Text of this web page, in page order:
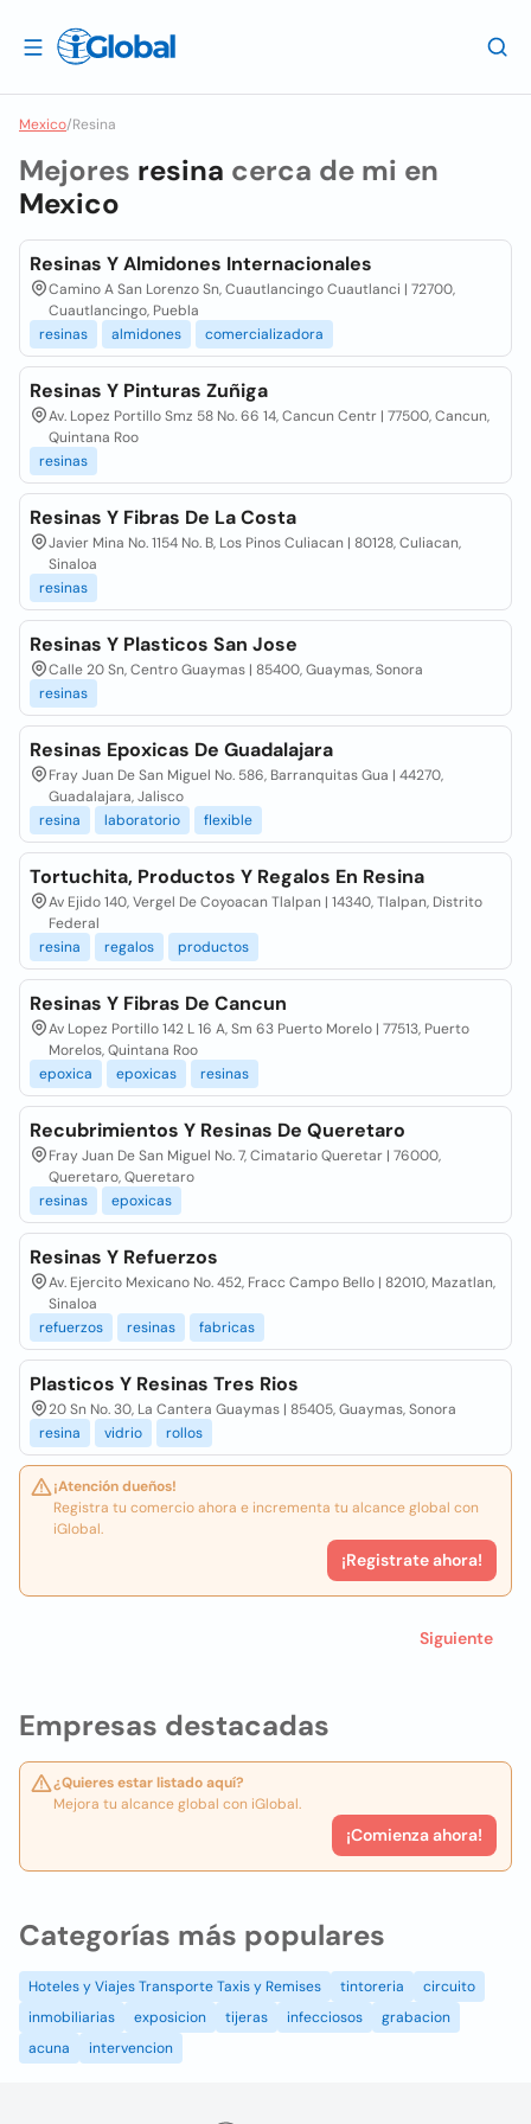
Mexico/Resina
Empresas destacadas
¿Quieres estar listado aquí?
Mejora tu alcance global con iGlobal.
¡Comienza ahora!
Mejores resina cerca de mi en
Mexico
Resinas Y Almidones Internacionales
Camino A San Lorenzo Sn, Cuautlancingo Cuautlanci | 72700,
Cuautlancingo, Puebla
resinas
almidones comercializadora
Resinas Y Pinturas Zuñiga
Av. Lopez Portillo Smz 58 No. 66 14, Cancun Centr | 77500, Cancun,
Quintana Roo
resinas
Resinas Y Fibras De La Costa
Javier Mina No. 1154 No. B, Los Pinos Culiacan | 80128, Culiacan,
Sinaloa
resinas
Resinas Y Plasticos San Jose
Calle 20 Sn, Centro Guaymas | 85400, Guaymas, Sonora
resinas
Resinas Epoxicas De Guadalajara
Fray Juan De San Miguel No. 586, Barranquitas Gua | 44270,
Guadalajara, Jalisco
resina
laboratorio flexible
Tortuchita, Productos Y Regalos En Resina
Av Ejido 140, Vergel De Coyoacan Tlalpan | 14340, Tlalpan, Distrito
Federal
resina
regalos productos
Resinas Y Fibras De Cancun
Av Lopez Portillo 142 L 16 A, Sm 63 Puerto Morelo | 77513, Puerto
Morelos, Quintana Roo
epoxica
epoxicas resinas
Recubrimientos Y Resinas De Queretaro
Fray Juan De San Miguel No. 7, Cimatario Queretar | 76000,
Queretaro, Queretaro
resinas
epoxicas
Resinas Y Refuerzos
Av. Ejercito Mexicano No. 452, Fracc Campo Bello | 82010, Mazatlan,
Sinaloa
refuerzos
resinas fabricas
Plasticos Y Resinas Tres Rios
20 Sn No. 30, La Cantera Guaymas | 85405, Guaymas, Sonora
resina
vidrio rollos
¡Atención dueños!
Registra tu comercio ahora e incrementa tu alcance global con
iGlobal.
¡Registrate ahora!
Siguiente
Categorías más populares
Hoteles y Viajes Transporte Taxis y Remises tintoreria
circuito
inmobiliarias
exposicion tijeras infecciosos
grabacion
acuna
intervencion